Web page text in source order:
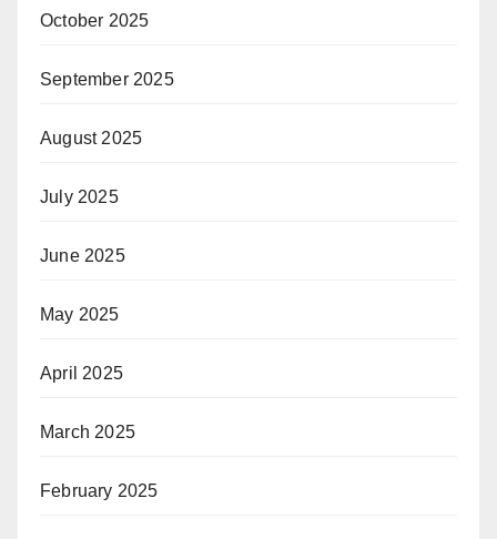
October 2025
September 2025
August 2025
July 2025
June 2025
May 2025
April 2025
March 2025
February 2025